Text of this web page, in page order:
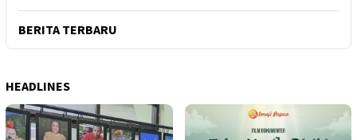
BERITA TERBARU
HEADLINES